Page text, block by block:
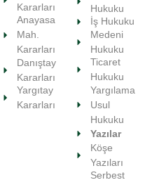
Kararları
Anayasa
Mah.
Kararları
Danıştay
Kararları
Yargıtay
Kararları
Hukuku
İş Hukuku
Medeni
Hukuku
Ticaret
Hukuku
Yargılama
Usul
Hukuku
Yazılar
Köşe
Yazıları
Serbest